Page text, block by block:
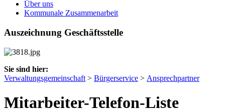
Über uns
Kommunale Zusammenarbeit
Auszeichnung Geschäftsstelle
Sie sind hier:
Verwaltungsgemeinschaft > Bürgerservice > Ansprechpartner
Mitarbeiter-Telefon-Liste